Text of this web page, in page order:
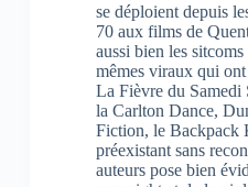
se déploient depuis
70 aux films de
aussi bien les
mêmes viraux qui
La Fièvre du
la Carlton Dance,
Fiction, le
préexistant sans
auteurs pose bien